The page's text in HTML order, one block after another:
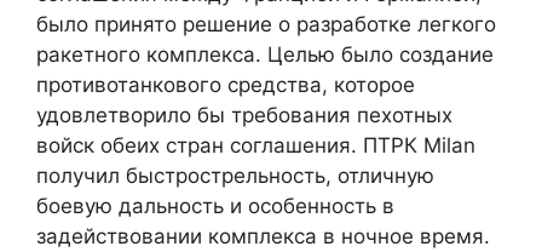
было принято решение о разработке легкого
ракетного комплекса. Целью было создание
противотанкового средства, которое
удовлетворило бы требования пехотных
войск обеих стран соглашения. ПТРК Milan
получил быстрострельность, отличную
боевую дальность и особенность в
задействовании комплекса в ночное время.